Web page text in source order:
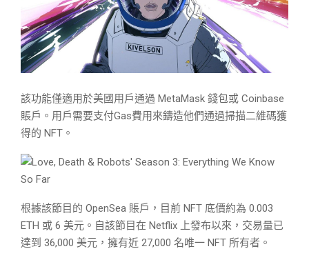
該功能僅適用於美國用戶通過 MetaMask 錢包或 Coinbase
賬戶。用戶需要支付Gas費用來鑄造他們通過掃描二維碼獲
得的 NFT。
根據該節目的 OpenSea 賬戶，目前 NFT 底價約為 0.003
ETH 或 6 美元。自該節目在 Netflix 上發布以來，交易量已
達到 36,000 美元，擁有近 27,000 名唯一 NFT 所有者。